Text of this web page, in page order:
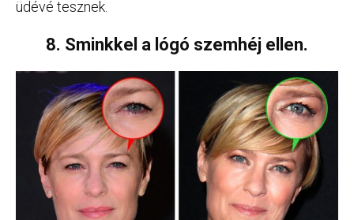
üdévé tesznek.
8. Sminkkel a lógó szemhéj ellen.